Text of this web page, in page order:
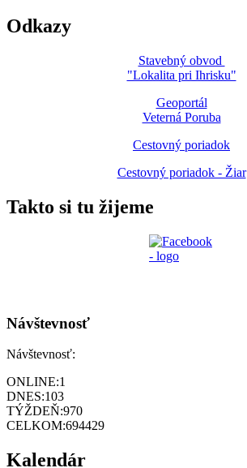
Odkazy
Stavebný obvod
"Lokalita pri Ihrisku"
Geoportál
Veterná Poruba
Cestovný poriadok
Cestovný poriadok - Žiar
Takto si tu žijeme
Návštevnosť
Návštevnosť:
ONLINE:1
DNES:103
TÝŽDEŇ:970
CELKOM:694429
Kalendár